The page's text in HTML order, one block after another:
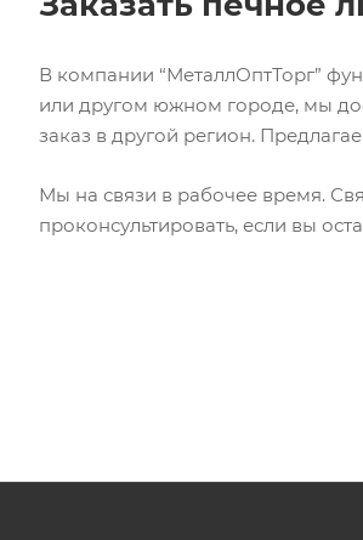
В компании “МеталлОптТорг”
или другом южном городе, мы
заказ в другой регион.
Мы на связи в рабочее время.
проконсультировать, если вы